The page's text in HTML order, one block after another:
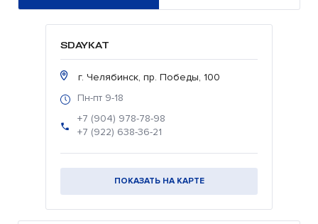
SDAYKAT
г. Челябинск, пр. Победы, 100
Пн-пт 9-18
+7 (904) 978-78-98
+7 (922) 638-36-21
ПОКАЗАТЬ НА КАРТЕ